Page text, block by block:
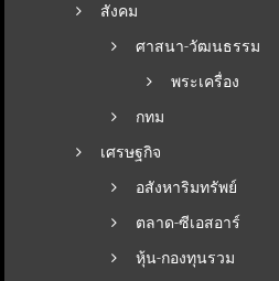
สังคม
ศาสนา-วัฒนธรรม
พระเครื่อง
กทม
เศรษฐกิจ
อสังหาริมทรัพย์
ตลาด-ซีเอสอาร์
หุ้น-กองทุนรวม